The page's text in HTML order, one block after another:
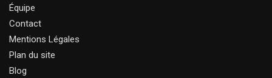
Équipe
Contact
Mentions Légales
Plan du site
Blog